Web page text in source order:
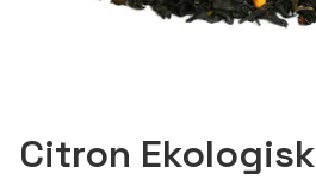
Citron Ekologisk